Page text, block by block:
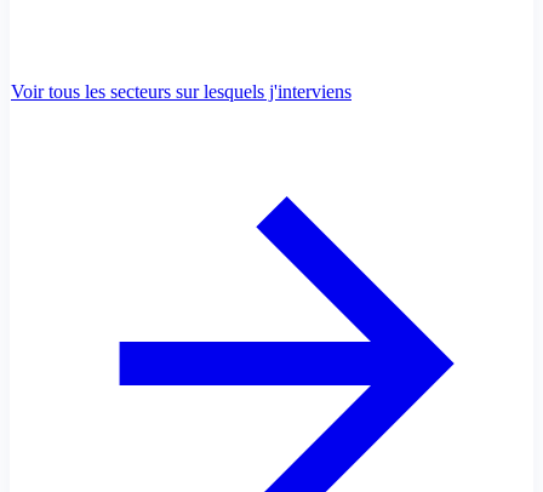
Voir tous les secteurs sur lesquels j'interviens